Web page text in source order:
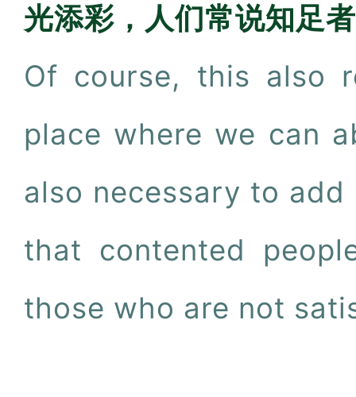
光添彩，人们常说知足
Of course, this also
place where we can
also necessary to
that contented
those who are not